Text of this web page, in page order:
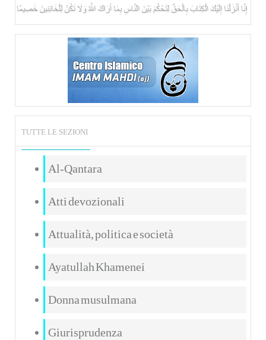
TUTTE LE SEZIONI
Al-Qantara
Atti devozionali
Attualità, politica e società
Ayatullah Khamenei
Donna musulmana
Giurisprudenza